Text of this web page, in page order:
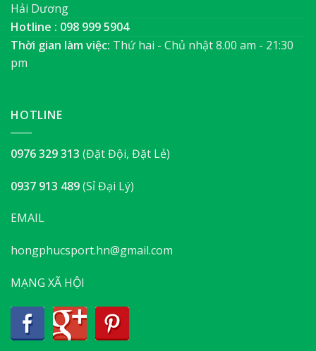
Hải Dương
Hotline : 098 999 5904
Thời gian làm việc: Thứ hai - Chủ nhật 8.00 am - 21:30
pm
HOTLINE
0976 329 313 (Đặt Đội, Đặt Lẻ)
0937 913 489(Sỉ Đại Lý)
EMAIL
hongphucsport.hn@gmail.com
MẠNG XÃ HỘI